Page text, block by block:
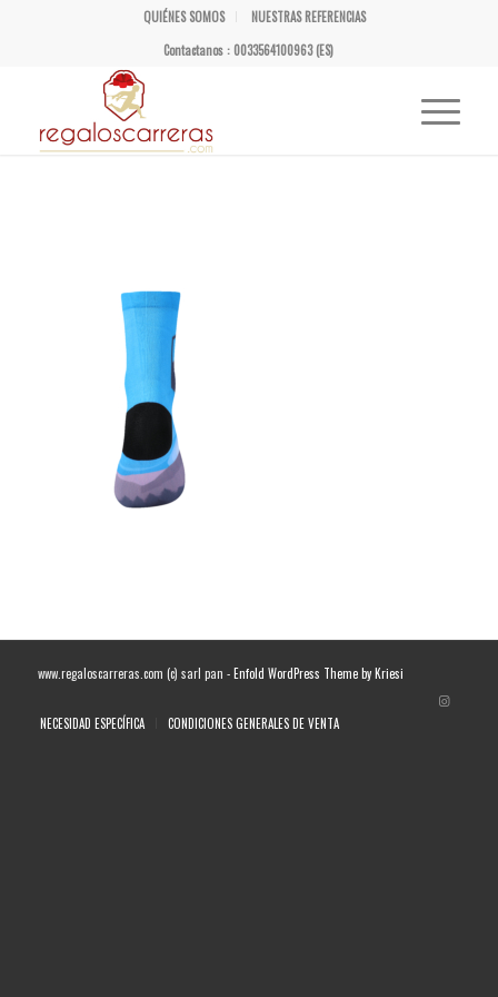
QUIÉNES SOMOS
NUESTRAS REFERENCIAS
Contactanos : 0033564100963 (ES)
www.regaloscarreras.com (c) sarl pan -Enfold WordPress Theme by Kriesi
NECESIDAD ESPECÍFICA CONDICIONES GENERALES DE VENTA